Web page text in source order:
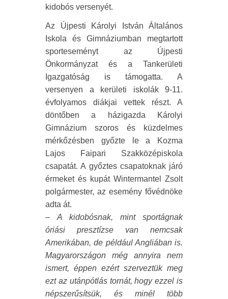
kidobós versenyét.
Az Újpesti Károlyi István Általános
Iskola és Gimnáziumban megtartott
sporteseményt az Újpesti
Önkormányzat és a Tankerületi
Igazgatóság is támogatta. A
versenyen a kerületi iskolák 9-11.
évfolyamos diákjai vettek részt. A
döntőben a házigazda Károlyi
Gimnázium szoros és küzdelmes
mérkőzésben győzte le a Kozma
Lajos Faipari Szakközépiskola
csapatát. A győztes csapatoknak járó
érmeket és kupát Wintermantel Zsolt
polgármester, az esemény fővédnöke
adta át.
– A kidobósnak, mint sportágnak
óriási presztízse van nemcsak
Amerikában, de például Angliában is.
Magyarországon még annyira nem
ismert, éppen ezért szerveztük meg
ezt az utánpótlás tornát, hogy ezzel is
népszerűsítsük, és minél több